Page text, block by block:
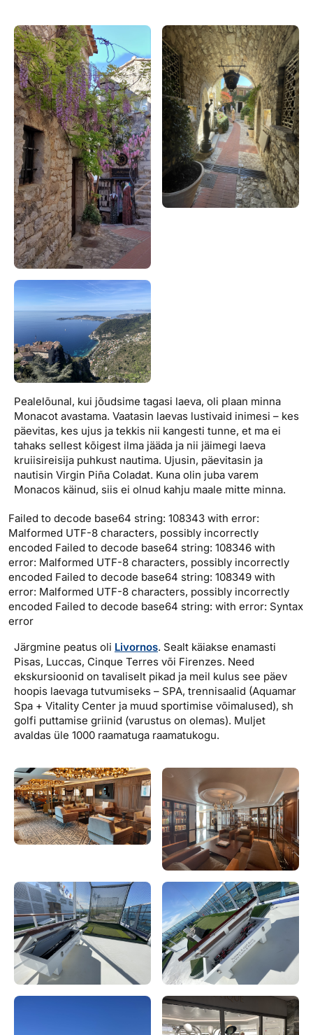
Pealelõunal, kui jõudsime tagasi laeva, oli plaan minna
Monacot avastama. Vaatasin laevas lustivaid inimesi – kes
päevitas, kes ujus ja tekkis nii kangesti tunne, et ma ei
tahaks sellest kõigest ilma jääda ja nii jäimegi laeva
kruiisireisija puhkust nautima. Ujusin, päevitasin ja
nautisin Virgin Piña Coladat. Kuna olin juba varem
Monacos käinud, siis ei olnud kahju maale mitte minna.
Failed to decode base64 string: 108343 with error:
Malformed UTF-8 characters, possibly incorrectly
encoded Failed to decode base64 string: 108346 with
error: Malformed UTF-8 characters, possibly incorrectly
encoded Failed to decode base64 string: 108349 with
error: Malformed UTF-8 characters, possibly incorrectly
encoded Failed to decode base64 string: with error: Syntax
error
Järgmine peatus oli Livornos. Sealt käiakse enamasti
Pisas, Luccas, Cinque Terres või Firenzes. Need
ekskursioonid on tavaliselt pikad ja meil kulus see päev
hoopis laevaga tutvumiseks – SPA, trennisaalid (Aquamar
Spa + Vitality Center ja muud sportimise võimalused), sh
golfi puttamise griinid (varustus on olemas). Muljet
avaldas üle 1000 raamatuga raamatukogu.